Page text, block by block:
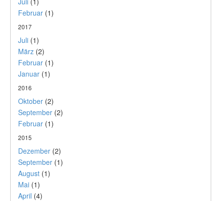
Februar (1)
2017
Juli (1)
März (2)
Februar (1)
Januar (1)
2016
Oktober (2)
September (2)
Februar (1)
2015
Dezember (2)
September (1)
August (1)
Mai (1)
April (4)